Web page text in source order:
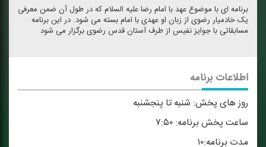
برنامه ای با موضوع عهد با امام رضا علیه السلام که در طول آن ضمن معرفی
یک خادمیار رضوی از زبان او عهدی با امام بسته می شود. در این برنامه
مسابقاتی با جوایز نفیس از طرف آستان قدس رضوی برگزار می شود
اطلاعات برنامه
روز های پخش: شنبه تا پنجشنبه
ساعت پخش برنامه:
مدت برنامه:۱۰